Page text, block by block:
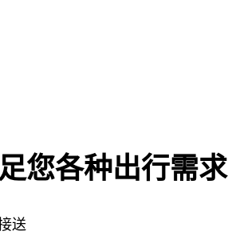
您各种出行需
送